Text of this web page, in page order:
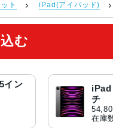
ト iPad(アイパッド)
む
イン
チ
在庫